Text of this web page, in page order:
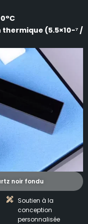
(5.5×10-⁷ /
noir fondu
Soutien à la
conception
personnalisée